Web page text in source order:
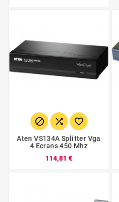
  
Aten VS134A Splitter Vga
4 Ecrans 450 Mhz
114,81 €